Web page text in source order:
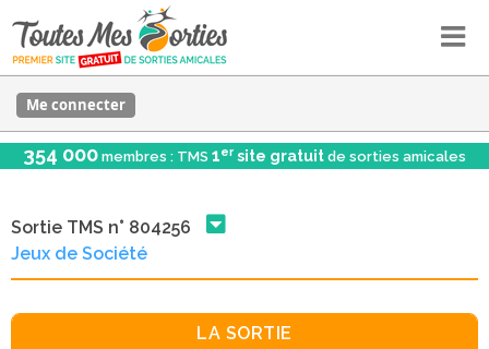
Me connecter
354 000 membres : TMS 1er site gratuit de sorties amicales
Sortie TMS n° 804256
Jeux de Société
LA SORTIE